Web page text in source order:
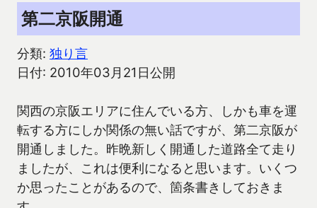
第二京阪開通
分類: 独り言
日付: 2010年03月21日公開
関西の京阪エリアに住んでいる方、しかも車を運
転する方にしか関係の無い話ですが、第二京阪が
開通しました。昨晩新しく開通した道路全て走り
ましたが、これは便利になると思います。いくつ
か思ったことがあるので、箇条書きしておきま